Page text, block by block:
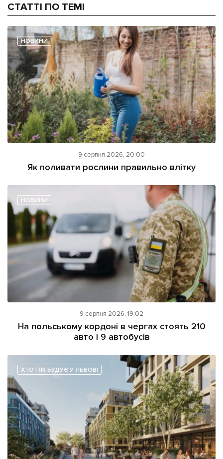
СТАТТІ ПО ТЕМІ
НОВИНИ
9 серпня 2026, 20:00
Як поливати рослини правильно влітку
НОВИНИ
9 серпня 2026, 19:02
На польському кордоні в чергах стоять 210
авто і 9 автобусів
ХТО І ЯК БУДУЄ У ЛЬВОВІ